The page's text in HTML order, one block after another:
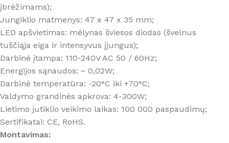
įbrėžimams);
Jungiklio matmenys: 47 x 47 x 35 mm;
LED apšvietimas: mėlynas šviesos diodas (švelnus
tuščiąja eiga ir intensyvus įjungus);
Darbinė įtampa: 110-240V AC 50 / 60Hz;
Energijos sąnaudos: ~ 0,02W;
Darbinė temperatūra: -20°C iki +70°C;
Valdymo grandinės apkrova: 4-300W;
Lietimo jutiklio veikimo laikas: 100 000 paspaudimų;
Sertifikatai: CE, RoHS.
Montavimas: